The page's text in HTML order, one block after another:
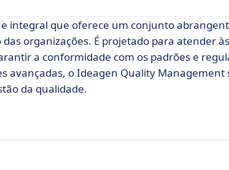
integral que oferece um conjunto
organizações. É projetado para atender
a conformidade com os padrões e
avançadas, o Ideagen Quality Management
da qualidade.